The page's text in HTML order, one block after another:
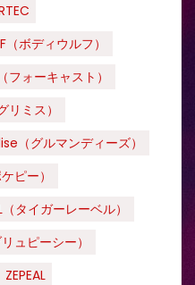
ボディウルフ）
フォーキャスト）
ミス）
（グルマンディーズ）
ピー）
（タイガーレーベル）
ュピーシー）
ZEPEAL